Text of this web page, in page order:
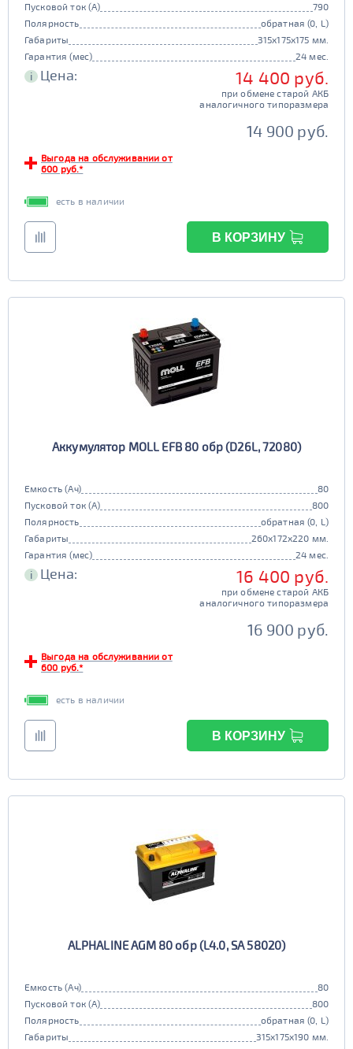
Пусковой ток (А)
790
Полярность
обратная (0, L)
Габариты
315x175x175 мм.
Гарантия (мес)
24 мес.
i Цена: 14 400 руб.
при обмене старой АКБ
аналогичного типоразмера
14 900 руб.
Выгода на обслуживании от
600 руб.*
есть в наличии
В КОРЗИНУ
Аккумулятор MOLL EFB 80 обр (D26L, 72080)
Емкость (Ач)
80
Пусковой ток (А)
800
Полярность
обратная (0, L)
Габариты
260x172x220 мм.
Гарантия (мес)
24 мес.
i Цена: 16 400 руб.
при обмене старой АКБ
аналогичного типоразмера
16 900 руб.
Выгода на обслуживании от
600 руб.*
есть в наличии
В КОРЗИНУ
ALPHALINE AGM 80 обр (L4.0, SA 58020)
Емкость (Ач)
80
Пусковой ток (А)
800
Полярность
обратная (0, L)
Габариты
315x175x190 мм.